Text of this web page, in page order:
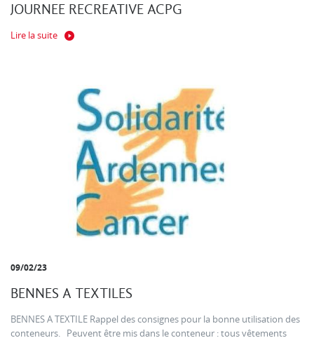
JOURNEE RECREATIVE ACPG
Lire la suite
09/02/23
BENNES A TEXTILES
BENNES A TEXTILE Rappel des consignes pour la bonne utilisation des
conteneurs. Peuvent être mis dans le conteneur : tous vêtements